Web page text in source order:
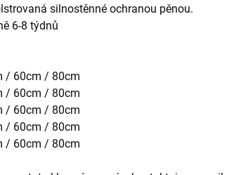
silnostěnné ochranou pěnou.
6-8 týdnů
/ 60cm / 80cm
/ 60cm / 80cm
/ 60cm / 80cm
/ 60cm / 80cm
/ 60cm / 80cm